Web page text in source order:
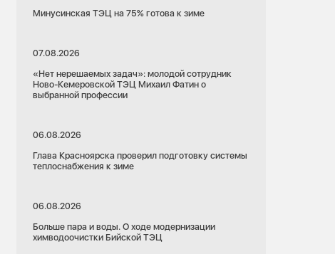
Минусинская ТЭЦ на 75% готова к зиме
07.08.2026
«Нет нерешаемых задач»: молодой сотрудник
Ново-Кемеровской ТЭЦ Михаил Фатин о
выбранной профессии
06.08.2026
Глава Красноярска проверил подготовку системы
теплоснабжения к зиме
06.08.2026
Больше пара и воды. О ходе модернизации
химводоочистки Бийской ТЭЦ